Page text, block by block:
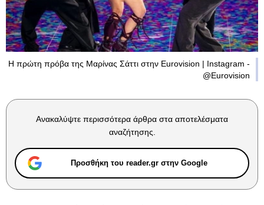
Η πρώτη πρόβα της Μαρίνας Σάττι στην Eurovision | Instagram -
@Eurovision
Ανακαλύψτε περισσότερα άρθρα στα αποτελέσματα
αναζήτησης.
Προσθήκη του reader.gr στην Google